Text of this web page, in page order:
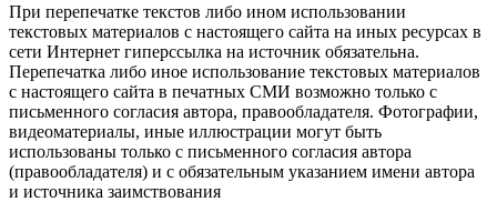
При перепечатке текстов либо ином использовании
текстовых материалов с настоящего сайта на иных ресурсах в
сети Интернет гиперссылка на источник обязательна.
Перепечатка либо иное использование текстовых материалов
с настоящего сайта в печатных СМИ возможно только с
письменного согласия автора, правообладателя. Фотографии,
видеоматериалы, иные иллюстрации могут быть
использованы только с письменного согласия автора
(правообладателя) и с обязательным указанием имени автора
и источника заимствования